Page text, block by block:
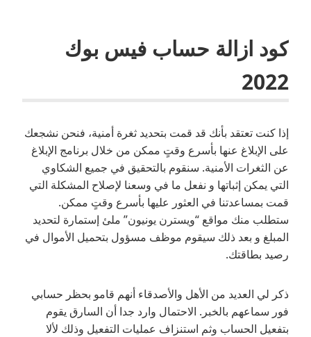
كود ازالة حساب فيس بوك
2022
إذا كنت تعتقد بأنك قد قمت بتحديد ثغرة أمنية، فنحن نشجعك
على الإبلاغ عنها بأسرع وقتٍ ممكن من خلال برنامج الإبلاغ
عن الثغرات الأمنية. سنقوم بالتحقيق في جميع الشكاوي
التي يمكن إثباتها و نفعل ما في وسعنا لإصلاح المشكلة التي
قمت بمساعدتنا في العثور عليها بأسرع وقتٍ ممكن.
ستطلب منك مواقع “ويسترن يونيون” ملئ إستمارة لتحديد
المبلغ و بعد ذلك سيقوم موظف مسؤول بتحميل الأموال في
رصيد بطاقتك.
ذكر لي العديد من الأهل والأصدقاء أنهم قامو بحظر حسابي
فور سماعهم بالخبر. الاحتمال وارد جدا أن السارق يقوم
بتفعيل الحساب وثم استنزاف عمليات التفعيل وذلك لألا